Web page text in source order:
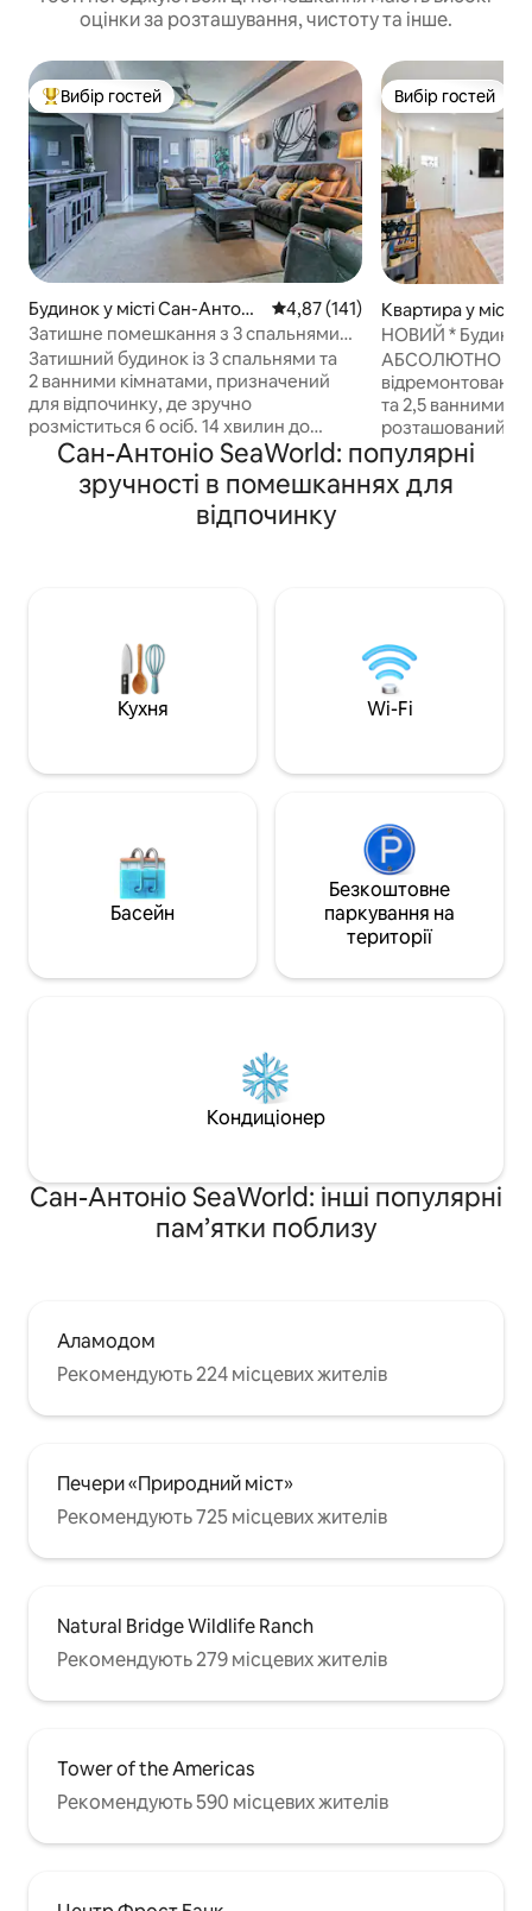
оцінки за розташування, чистоту та інше.
Топ вибір гостей
Вибір гостей
Будинок у місті Сан-Антоні
о
Середня оцінка: 4,87 з 5,
4,87 (141)
Затишне помешкання з 3 спальнями
поблизу авіабази Лекленд, BMT та
SeaWorld
Затишний будинок із 3 спальнями та
2 ванними кімнатами, призначений
для відпочинку, де зручно
розміститься 6 осіб. 14 хвилин до
авіабази Лекленд, 11 хвилин до
SeaWorld, поруч із Six Flags і центром
Сан-Антоніо. Ідеально підходить для
поїздок після випускного в BMT,
Відпочиньте на приватному задньому
дворі з грилями, гірляндами та іграми
на подвір'ї. До вартості входять
пральна/сушильна машини та гараж на
люблять вітати кожного гостя!
Вибір гостей
Вибір гостей
Квартира у місті
ніо
НОВИЙ * Будинок
Flags Texas
АБСОЛЮТНО
та 2,5 ванними
розташований
Безпечний і
для собак по
двір з нульовим
телевізори в
потоковим
робота вдома з
супершвидким
оазисом на
Сан-Антоніо SeaWorld: популярні
зручності в помешканнях для
відпочинку
Кухня Wi-Fi
Басейн
Безкоштовне
паркування на
території
Кондиціонер
Сан-Антоніо SeaWorld: інші популярні
пам’ятки поблизу
Аламодом
Рекомендують 224 місцевих жителів
Печери «Природний міст»
Рекомендують 725 місцевих жителів
Natural Bridge Wildlife Ranch
Рекомендують 279 місцевих жителів
Tower of the Americas
Рекомендують 590 місцевих жителів